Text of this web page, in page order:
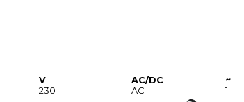
V AC/DC ~
230 AC 1